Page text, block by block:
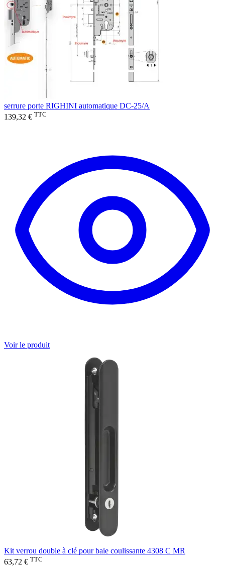
serrure porte RIGHINI automatique DC-25/A
139,32 € TTC
Voir le produit
Kit verrou double à clé pour baie coulissante 4308 C MR
63,72 € TTC